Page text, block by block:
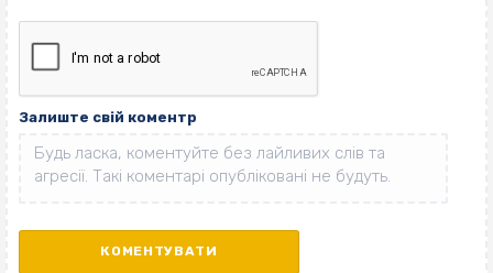
Залиште свій коментр